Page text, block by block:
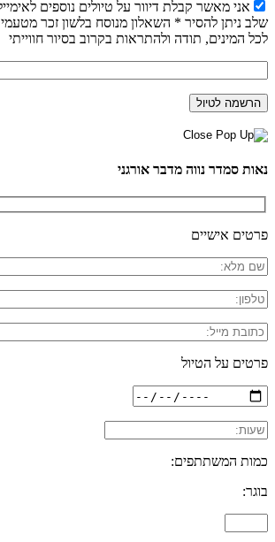
אני מאשר קבלת דיוור על טיולים נוספים
שלב ניתן להסיר * השאלון מנוסח בלשון זכר מטעמי
לכל המינים, תודה ולהתראות בקרוב בסיור חווייתי
נאות סמדר נווה מדבר אורגני
פרטים אישיים
פרטים על הטיול
כמות המשתתפים:
בוגר: